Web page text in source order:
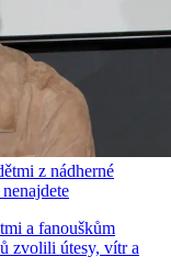
z nádherné
a fanouškům
zvolili útesy, vítr a